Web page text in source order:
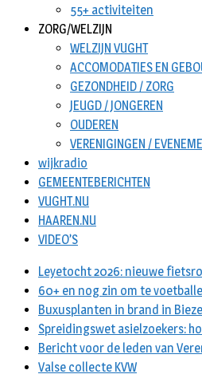
55+ activiteiten
ZORG/WELZIJN
WELZIJN VUGHT
ACCOMODATIES EN
GEZONDHEID / ZORG
JEUGD / JONGEREN
OUDEREN
VERENIGINGEN /
wijkradio
GEMEENTEBERICHTEN
VUGHT.NU
HAAREN.NU
VIDEO’S
Leyetocht 2026: nieuwe
60+ en nog zin om te
Buxusplanten in brand in
Spreidingswet asielzoekers:
Bericht voor de leden van
Valse collecte KVW